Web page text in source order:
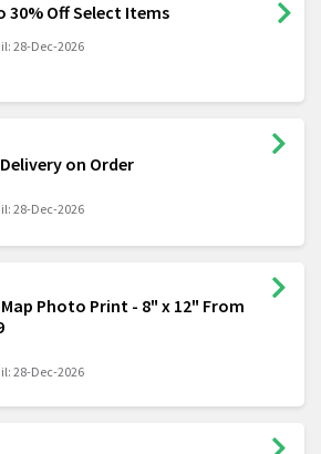
30% Off Select Items
28-Dec-2026
on Order
28-Dec-2026
Photo Print - 8" x 12" From
28-Dec-2026